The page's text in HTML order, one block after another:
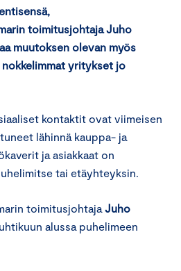
toimitusjohtaja Juho
muutoksen olevan myös
yritykset jo
kontaktit ovat viimeisen
lähinnä kauppa- ja
ja asiakkaat on
tai etäyhteyksin.
toimitusjohtaja Juho
alussa puhelimeen